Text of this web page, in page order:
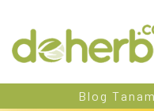
Blog